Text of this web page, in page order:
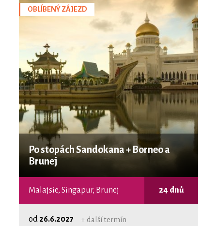
OBLÍBENÝ ZÁJEZD
Po stopách Sandokana + Borneo a
Brunej
Malajsie, Singapur, Brunej 24 dnů
od 26.6.2027 + další termín